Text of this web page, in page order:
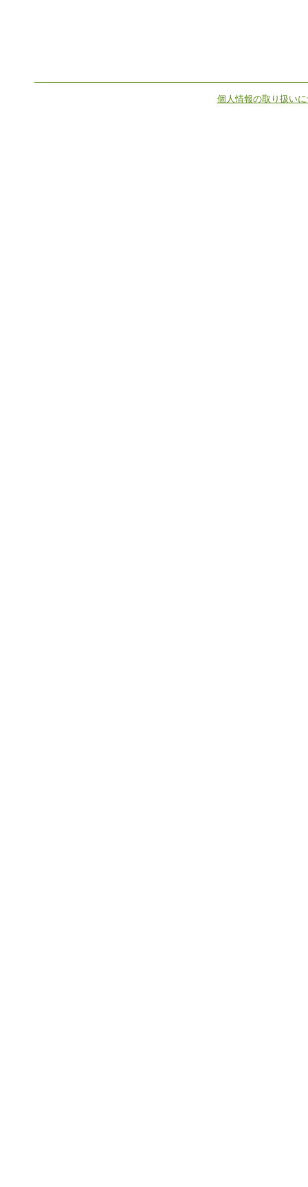
個人情報の取り扱い